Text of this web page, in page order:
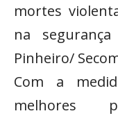
mortes
na
Pinheiro/
Com a
melhores